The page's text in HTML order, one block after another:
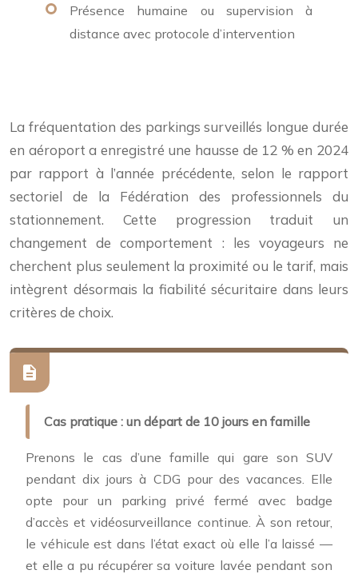
Présence humaine ou supervision à
distance avec protocole d’intervention
La fréquentation des parkings surveillés longue durée
en aéroport a enregistré une hausse de 12 % en 2024
par rapport à l’année précédente, selon le rapport
sectoriel de la Fédération des professionnels du
stationnement. Cette progression traduit un
changement de comportement : les voyageurs ne
cherchent plus seulement la proximité ou le tarif, mais
intègrent désormais la fiabilité sécuritaire dans leurs
critères de choix.
Cas pratique : un départ de 10 jours en famille
Prenons le cas d’une famille qui gare son SUV
pendant dix jours à CDG pour des vacances. Elle
opte pour un parking privé fermé avec badge
d’accès et vidéosurveillance continue. À son retour,
le véhicule est dans l’état exact où elle l’a laissé —
et elle a pu récupérer sa voiture lavée pendant son